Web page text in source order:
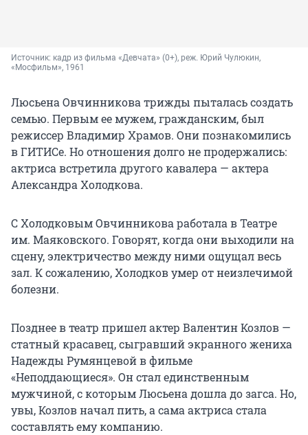
Источник: кадр из фильма «Девчата» (0+), реж. Юрий Чулюкин,
«Мосфильм», 1961
Люсьена Овчинникова трижды пыталась создать
семью. Первым ее мужем, гражданским, был
режиссер Владимир Храмов. Они познакомились
в ГИТИСе. Но отношения долго не продержались:
актриса встретила другого кавалера — актера
Александра Холодкова.
С Холодковым Овчинникова работала в Театре
им. Маяковского. Говорят, когда они выходили на
сцену, электричество между ними ощущал весь
зал. К сожалению, Холодков умер от неизлечимой
болезни.
Позднее в театр пришел актер Валентин Козлов —
статный красавец, сыгравший экранного жениха
Надежды Румянцевой в фильме
«Неподдающиеся». Он стал единственным
мужчиной, с которым Люсьена дошла до загса. Но,
увы, Козлов начал пить, а сама актриса стала
составлять ему компанию.